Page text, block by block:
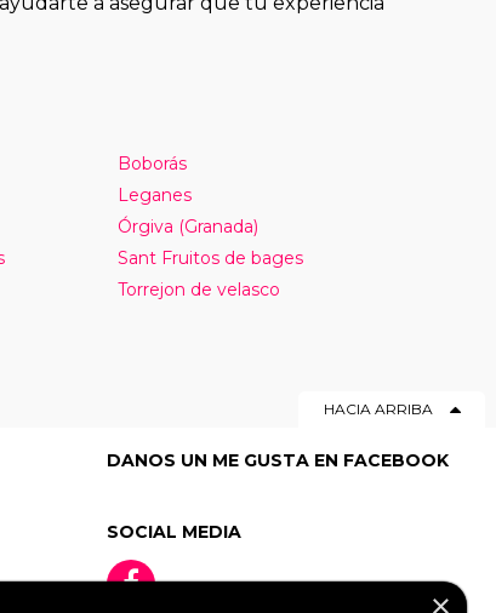
Boborás
Leganes
Órgiva (Granada)
Sant Fruitos de bages
Torrejon de velasco
HACIA ARRIBA
DANOS UN ME GUSTA EN FACEBOOK
SOCIAL MEDIA